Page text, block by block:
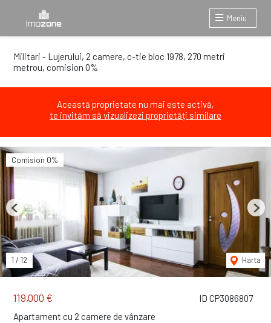
Meniu
Militari - Lujerului, 2 camere, c-tie bloc 1978, 270 metri
metrou, comision 0%
Această proprietate nu mai este activă,
te invităm să vizualizezi proprietăți similare
ID CP3086807
119,000 €
Apartament cu 2 camere de vânzare
Comision 0%
1 / 12 Harta
Previous Next